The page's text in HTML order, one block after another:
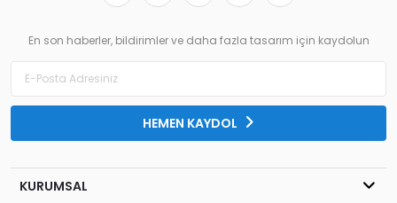
En son haberler, bildirimler ve daha fazla tasarım için kaydolun
HEMEN KAYDOL
KURUMSAL